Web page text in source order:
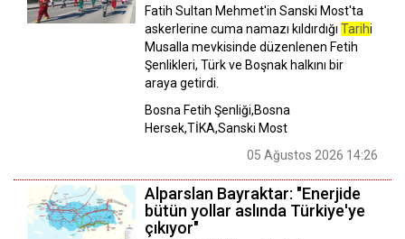
Fatih Sultan Mehmet'in Sanski Most'ta
askerlerine cuma namazı kıldırdığı Tarihi
Musalla mevkisinde düzenlenen Fetih
Şenlikleri, Türk ve Boşnak halkını bir
araya getirdi.
Bosna Fetih Şenliği,Bosna
Hersek,TİKA,Sanski Most
05 Ağustos 2026 14:26
Alparslan Bayraktar: "Enerjide
bütün yollar aslında Türkiye'ye
çıkıyor"